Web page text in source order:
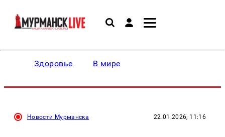
Здоровье В мире
Новости Мурманска 22.01.2026, 11:16